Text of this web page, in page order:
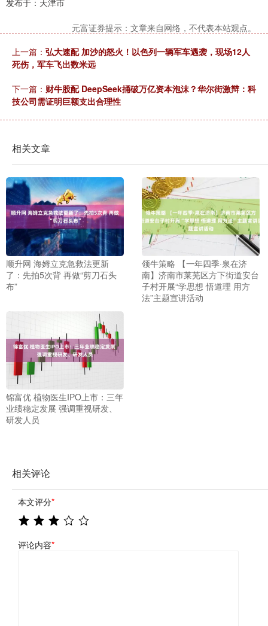
发布于：天津市
元富证券提示：文章来自网络，不代表本站观点。
上一篇： 弘大速配 加沙的怒火！以色列一辆军车遇袭，现场12人
死伤，军车飞出数米远
下一篇： 财牛股配 DeepSeek捅破万亿资本泡沫？华尔街激辩：科
技公司需证明巨额支出合理性
相关文章
顺升网 海姆立克急救法更新
了：先拍5次背 再做“剪刀石头
布”
领牛策略 【一年四季·泉在济
南】济南市莱芜区方下街道安台
子村开展“学思想 悟道理 用方
法”主题宣讲活动
锦富优 植物医生IPO上市：三年
业绩稳定发展 强调重视研发、
研发人员
相关评论
本文评分*
评论内容*